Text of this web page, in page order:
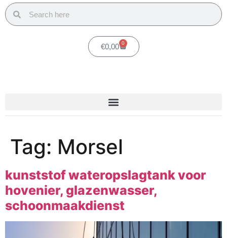
€0,00 0
Tag: Morsel
kunststof wateropslagtank voor
hovenier, glazenwasser,
schoonmaakdienst